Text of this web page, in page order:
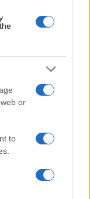
or
to